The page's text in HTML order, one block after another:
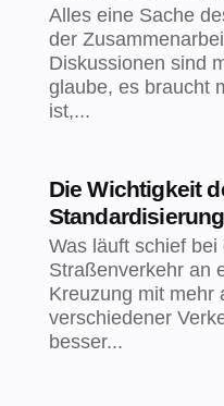
Alles eine Sache
der
Diskussionen sind
glaube, es braucht
ist,...
Die Wichtigkeit
Standardisierung
Was läuft schief bei
Straßenverkehr an
Kreuzung mit mehr
verschiedener
besser...